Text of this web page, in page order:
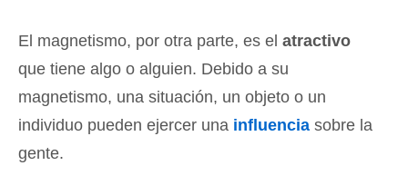
El magnetismo, por otra parte, es el atractivo
que tiene algo o alguien. Debido a su
magnetismo, una situación, un objeto o un
individuo pueden ejercer una influencia sobre la
gente.